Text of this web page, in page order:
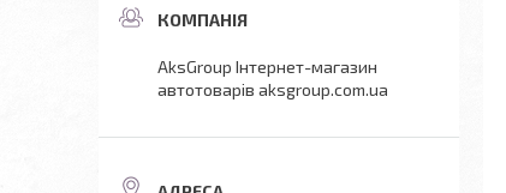
AksGroup Інтернет-магазин
автотоварів aksgroup.com.ua